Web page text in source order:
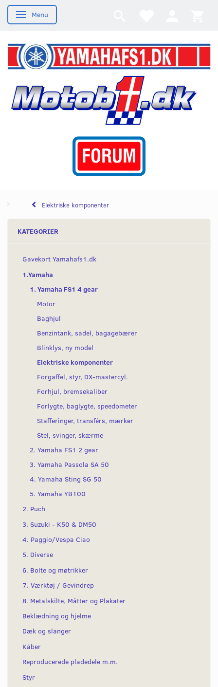
Skifte navigation
Menu
Elektriske komponenter
KATEGORIER
Gavekort Yamahafs1.dk
1.Yamaha
1. Yamaha FS1 4 gear
Motor
Baghjul
Benzintank, sadel, bagagebærer
Blinklys, ny model
Elektriske komponenter
Forgaffel, styr, DX-mastercyl.
Forhjul, bremsekaliber
Forlygte, baglygte, speedometer
Stafferinger, transférs, mærker
Stel, svinger, skærme
2. Yamaha FS1 2 gear
3. Yamaha Passola SA 50
4. Yamaha Sting SG 50
5. Yamaha YB100
2. Puch
3. Suzuki - K50 & DM50
4. Paggio/Vespa Ciao
5. Diverse
6. Bolte og møtrikker
7. Værktøj / Gevindrep
8. Metalskilte, Måtter og Plakater
Beklædning og hjelme
Dæk og slanger
Kåber
Reproducerede pladedele m.m.
Styr